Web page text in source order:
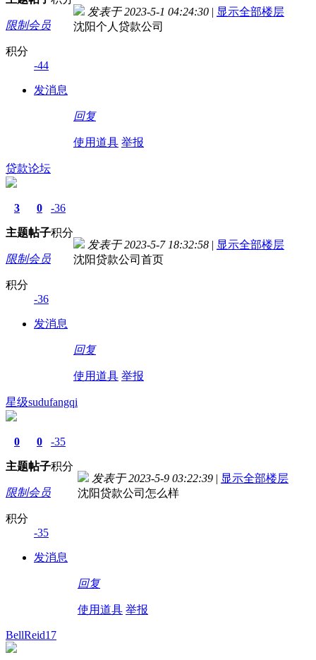
限制会员
积分
-44
发消息
发表于 2023-5-1 04:24:30 | 显示全部楼层
沈阳个人贷款公司
回复
使用道具 举报
贷款论坛
3
主题
0
帖子
-36
积分
限制会员
积分
-36
发消息
发表于 2023-5-7 18:32:58 | 显示全部楼层
沈阳贷款公司首页
回复
使用道具 举报
星级sudufangqi
0
主题
0
帖子
-35
积分
限制会员
积分
-35
发消息
发表于 2023-5-9 03:22:39 | 显示全部楼层
沈阳贷款公司怎么样
回复
使用道具 举报
BellReid17